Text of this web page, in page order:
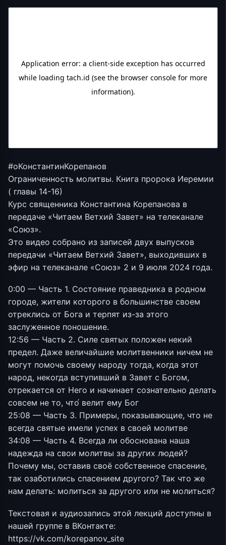
#оКонстантинКорепанов
Ограниченность молитвы. Книга пророка Иеремии
( главы 14-16)
Курс священника Константина Корепанова в
передаче «Читаем Ветхий Завет» на телеканале
«Союз».
Это видео собрано из записей двух выпусков
передачи «Читаем Ветхий Завет», выходивших в
эфир на телеканале «Союз» 2 и 9 июля 2024 года.
0:00 — Часть 1. Состояние праведника в родном
городе, жители которого в большинстве своем
отреклись от Бога и терпят из-за этого
заслуженное поношение.
12:56 — Часть 2. Силе святых положен некий
предел. Даже величайшие молитвенники ничем не
могут помочь своему народу тогда, когда этот
народ, некогда вступивший в Завет с Богом,
отрекается от Него и начинает сознательно делать
совсем не то, что́ велит ему Бог
25:08 — Часть 3. Примеры, показывающие, что не
всегда святые имели успех в своей молитве
34:08 — Часть 4. Всегда ли обоснована наша
надежда на свои молитвы за других людей?
Почему мы, оставив своё собственное спасение,
так озаботились спасением другого? Так что же
нам делать: молиться за другого или не молиться?
Текстовая и аудиозапись этой лекций доступны в
нашей группе в ВКонтакте:
https://vk.com/korepanov_site